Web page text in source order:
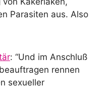
Parasiten aus. Also
: “Und im Anschluß
rennen
sexueller